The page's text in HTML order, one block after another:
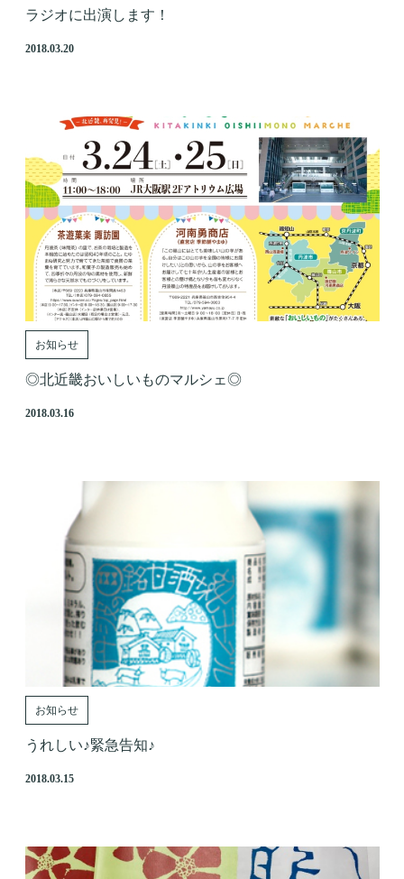
ラジオに出演します！
2018.03.20
お知らせ
◎北近畿おいしいものマルシェ◎
2018.03.16
お知らせ
うれしい♪緊急告知♪
2018.03.15